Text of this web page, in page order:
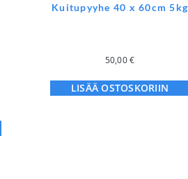
Kuitupyyhe 40 x 60cm 5kg
50,00€
LISÄÄ OSTOSKORIIN